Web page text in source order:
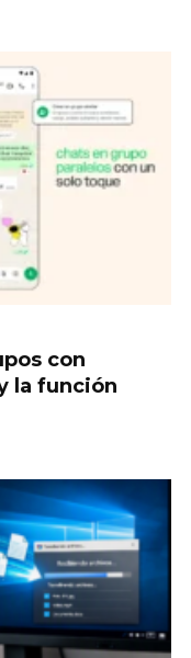
con
la función